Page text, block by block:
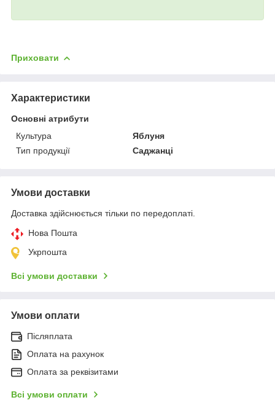
Приховати
Характеристики
Основні атрибути
Культура
Яблуня
Тип продукції
Саджанці
Умови доставки
Доставка здійснюється тільки по передоплаті.
Нова Пошта
Укрпошта
Всі умови доставки
Умови оплати
Післяплата
Оплата на рахунок
Оплата за реквізитами
Всі умови оплати